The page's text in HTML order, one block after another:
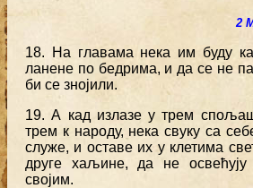
2
18. На главама нека им буду
ланене по бедрима, и да се не
би се знојили.
19. А кад излазе у трем
трем к народу, нека свуку са
служе, и оставе их у клетима
друге хаљине, да не
својим.